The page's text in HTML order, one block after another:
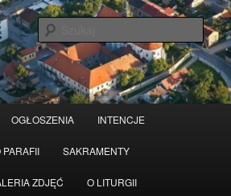
OGŁOSZENIA INTENCJE
PARAFII SAKRAMENTY
ZDJĘĆ O LITURGII
Cookies Czytaj więcej odrzuć